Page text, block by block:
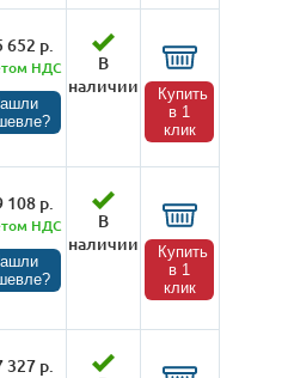
652 р.
НДС
В
наличии
Купить
в 1
клик
108 р.
НДС
В
наличии
Купить
в 1
клик
327 р.